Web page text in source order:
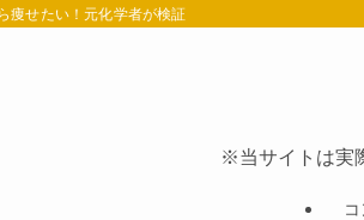
痩せたい！元化学者が検証
※当サイトは実